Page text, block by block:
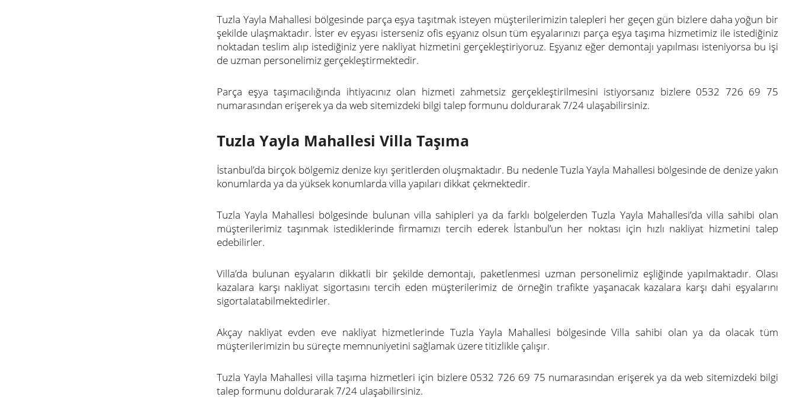
Tuzla Yayla Mahallesi bölgesinde parça eşya taşıtmak isteyen müşterilerimizin talepleri her geçen gün bizlere daha yoğun bir
şekilde ulaşmaktadır. İster ev eşyası isterseniz ofis eşyanız olsun tüm eşyalarınızı parça eşya taşıma hizmetimiz ile istediğiniz
noktadan teslim alıp istediğiniz yere nakliyat hizmetini gerçekleştiriyoruz. Eşyanız eğer demontajı yapılması isteniyorsa bu işi
de uzman personelimiz gerçekleştirmektedir.
Parça eşya taşımacılığında ihtiyacınız olan hizmeti zahmetsiz gerçekleştirilmesini istiyorsanız bizlere 0532 726 69 75
numarasından erişerek ya da web sitemizdeki bilgi talep formunu doldurarak 7/24 ulaşabilirsiniz.
Tuzla Yayla Mahallesi Villa Taşıma
İstanbul’da birçok bölgemiz denize kıyı şeritlerden oluşmaktadır. Bu nedenle Tuzla Yayla Mahallesi bölgesinde de denize yakın
konumlarda ya da yüksek konumlarda villa yapıları dikkat çekmektedir.
Tuzla Yayla Mahallesi bölgesinde bulunan villa sahipleri ya da farklı bölgelerden Tuzla Yayla Mahallesi’da villa sahibi olan
müşterilerimiz taşınmak istediklerinde firmamızı tercih ederek İstanbul’un her noktası için hızlı nakliyat hizmetini talep
edebilirler.
Villa’da bulunan eşyaların dikkatli bir şekilde demontajı, paketlenmesi uzman personelimiz eşliğinde yapılmaktadır. Olası
kazalara karşı nakliyat sigortasını tercih eden müşterilerimiz de örneğin trafikte yaşanacak kazalara karşı dahi eşyalarını
sigortalatabilmektedirler.
Akçay nakliyat evden eve nakliyat hizmetlerinde Tuzla Yayla Mahallesi bölgesinde Villa sahibi olan ya da olacak tüm
müşterilerimizin bu süreçte memnuniyetini sağlamak üzere titizlikle çalışır.
Tuzla Yayla Mahallesi villa taşıma hizmetleri için bizlere 0532 726 69 75 numarasından erişerek ya da web sitemizdeki bilgi
talep formunu doldurarak 7/24 ulaşabilirsiniz.